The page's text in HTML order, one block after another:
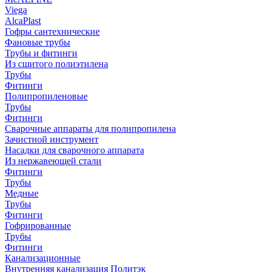
Viega
AlcaPlast
Гофры сантехнические
Фановые трубы
Трубы и фитинги
Из сшитого полиэтилена
Трубы
Фитинги
Полипропиленовые
Трубы
Фитинги
Сварочные аппараты для полипропилена
Зачистной инструмент
Насадки для сварочного аппарата
Из нержавеющей стали
Фитинги
Трубы
Медные
Трубы
Фитинги
Гофрированные
Трубы
Фитинги
Канализационные
Внутренняя канализация Политэк